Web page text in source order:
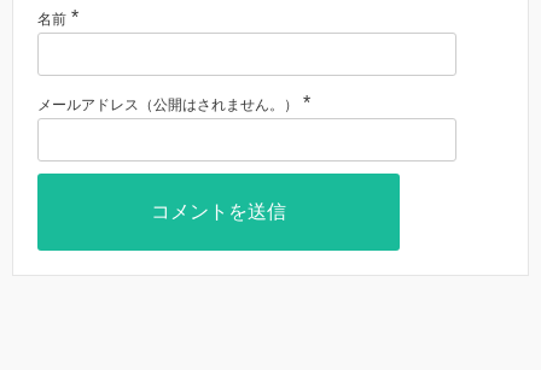
名前 *
メールアドレス（公開はされません。） *